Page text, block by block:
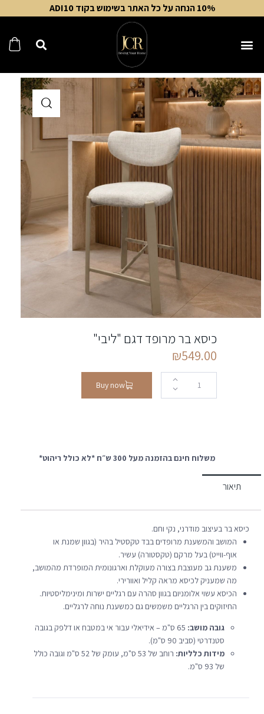
10% הנחה על כל האתר בשימוש בקוד ADI10
כיסא בר מרופד דגם "ליבי"
₪549.00
Buy now
משלוח חינם בהזמנה מעל 300 ש״ח *לא כולל ריהוט*
תיאור
כיסא בר בעיצוב מודרני, נקי וחם.
המושב והמשענת מרופדים בבד טקסטיל בהיר (בגוון שמנת או
אוף-ווייט) בעל מרקם (טקסטורה) עשיר.
משענת גב מעוצבת בצורה מעוקלת וארגונומית המופרדת מהמושב,
מה שמעניק לכיסא מראה קליל ואוורירי.
הכיסא עשוי אלומניום בגוון סהרה עם רגליים ישרות ומינימליסטיות.
החיזוקים בין הרגליים משמשים גם כמשענת נוחה לרגליים.
גובה מושב:
65 ס"מ – אידיאלי עבור אי במטבח או דלפק בגובה
סטנדרטי (סביב 90 ס"מ).
מידות כלליות:
רוחב של 53 ס"מ, עומק של 52 ס"מ וגובה כולל
של 93 ס"מ.